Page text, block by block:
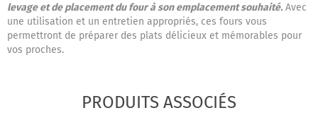
levage et de placement du four à son emplacement souhaité. Avec
une utilisation et un entretien appropriés, ces fours vous
permettront de préparer des plats délicieux et mémorables pour
vos proches.
PRODUITS ASSOCIÉS